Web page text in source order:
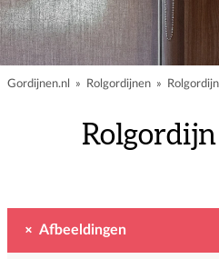
Gordijnen.nl » Rolgordijnen »
Afbeeldingen